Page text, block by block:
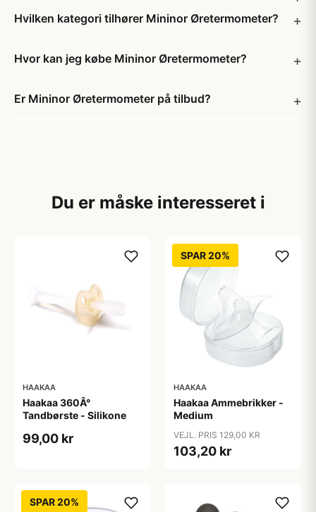
Hvilken kategori tilhører Mininor Øretermometer?
Hvor kan jeg købe Mininor Øretermometer?
Er Mininor Øretermometer på tilbud?
Du er måske interesseret i
HAAKAA
Haakaa 360Â°
Tandbørste - Silikone
99,00 kr
SPAR 20%
HAAKAA
Haakaa Ammebrikker -
Medium
VEJL. PRIS 129,00 KR
103,20 kr
SPAR 20%